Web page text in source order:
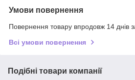
Умови повернення
Повернення товару впродовж 14 днів
Всі умови повернення
Подібні товари компанії